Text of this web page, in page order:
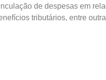
de despesas em
tributários, entre